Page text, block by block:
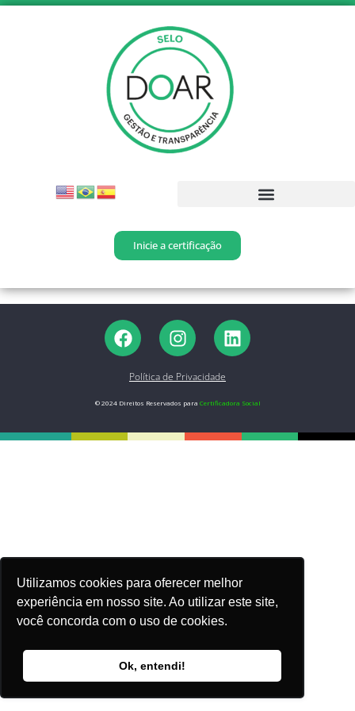
Utilizamos cookies para oferecer melhor
experiência em nosso site. Ao utilizar este site,
você concorda com o uso de cookies.
Ok, entendi!
Inicie a certificação
Política de Privacidade
© 2024 Direitos Reservados para Certificadora Social